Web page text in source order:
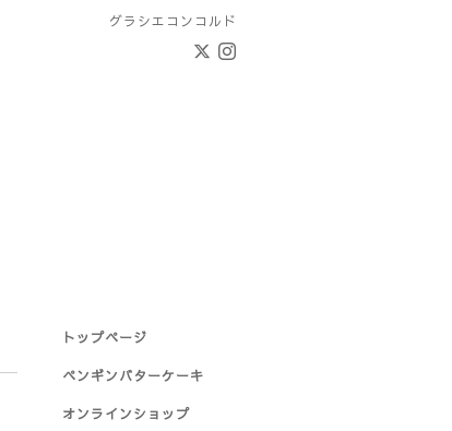
グラシエコンコルド
トップページ
ペンギンバターケーキ
オンラインショップ